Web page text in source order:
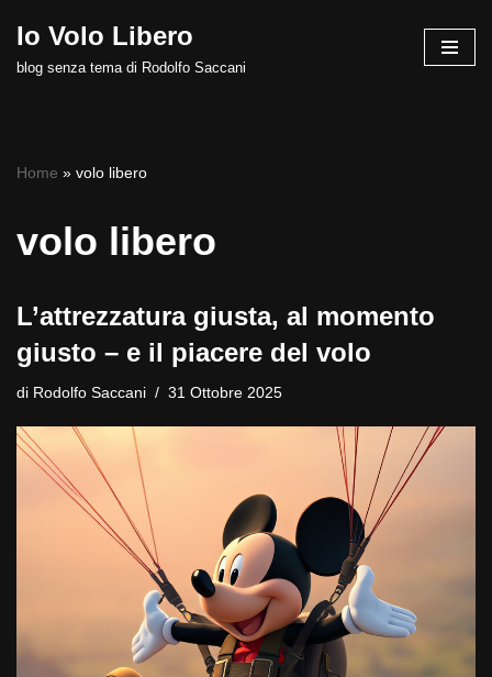
Vai
Io Volo Libero
blog senza tema di Rodolfo Saccani
Home » volo libero
volo libero
L’attrezzatura giusta, al momento
giusto – e il piacere del volo
di Rodolfo Saccani 31 Ottobre 2025